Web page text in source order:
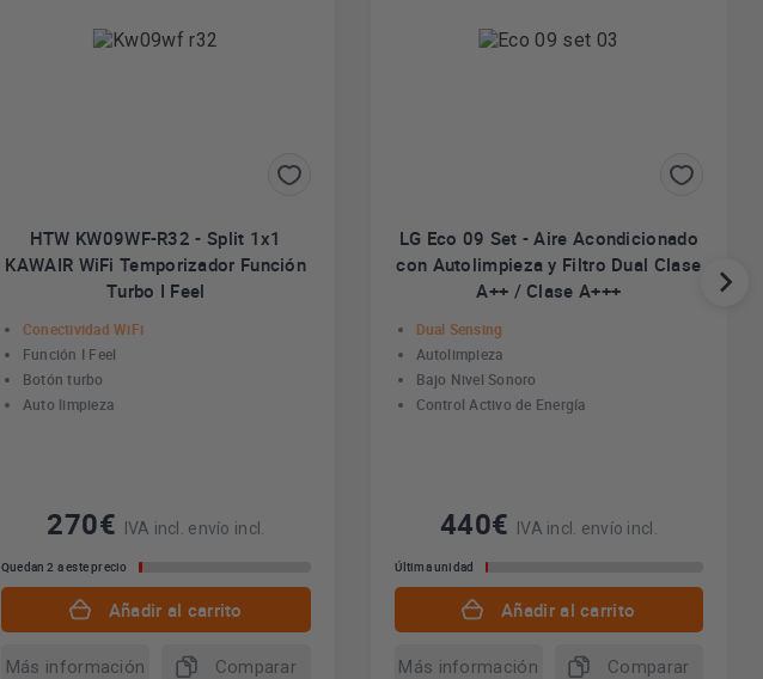
HTW KW09WF-R32 - Split 1x1
KAWAIR WiFi Temporizador Función
Turbo I Feel
Conectividad WiFi
Función I Feel
Botón turbo
Auto limpieza
270€ IVA incl. envío incl.
Quedan 2 a este precio
Añadir al carrito
Más información Comparar
LG Eco 09 Set - Aire Acondicionado
con Autolimpieza y Filtro Dual Clase
A++ / Clase A+++
Dual Sensing
Autolimpieza
Bajo Nivel Sonoro
Control Activo de Energía
440€ IVA incl. envío incl.
Última unidad
Añadir al carrito
Más información Comparar